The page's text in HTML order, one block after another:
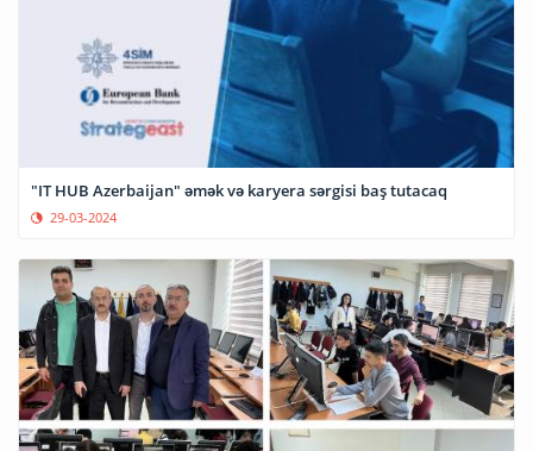
"IT HUB Azerbaijan" əmək və karyera sərgisi baş tutacaq
29-03-2024